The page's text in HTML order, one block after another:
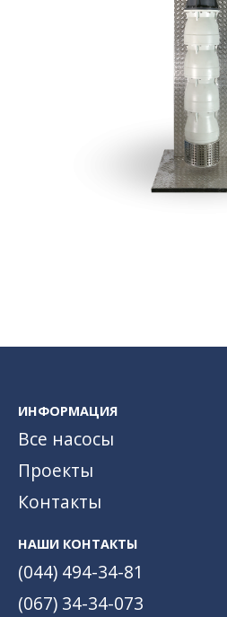
ИНФОРМАЦИЯ
Все насосы
Проекты
Контакты
НАШИ КОНТАКТЫ
(044) 494-34-81
(067) 34-34-073